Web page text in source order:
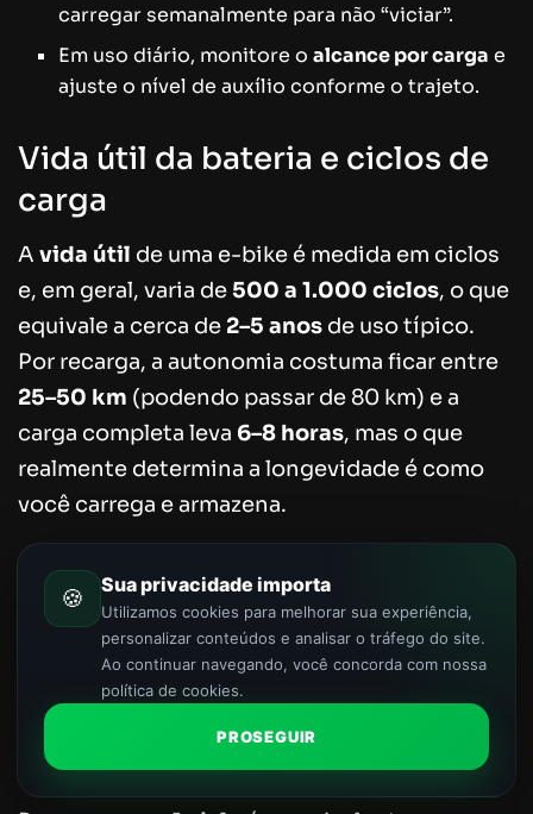
carregar semanalmente para não “viciar”.
Em uso diário, monitore oalcance por carga e
ajuste o nível de auxílio conforme o trajeto.
Vida útil da bateria e ciclos de
carga
A vida útil de uma e-bike é medida em ciclos
e, em geral, varia de500 a 1.000 ciclos, o que
equivale a cerca de 2–5 anos de uso típico.
Por recarga, a autonomia costuma ficar entre
25–50 km (podendo passar de 80 km) e a
carga completa leva 6–8 horas, mas o que
realmente determina a longevidade é como
você carrega e armazena.
Em outras palavras, para responder de forma
prática a “Quanto Tempo Dura a Bateria da
Bicicleta Elétrica?”, pense menos na distância
por carga e mais em como preservar os ciclos
ao longo do tempo.
O que é um ciclo e quantos esperar
🍪 Sua privacidade importa
Utilizamos cookies para melhorar sua experiência,
personalizar conteúdos e analisar o tráfego do site.
Ao continuar navegando, você concorda com nossa
política de cookies.
PROSEGUIR